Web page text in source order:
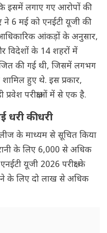
इसमें लगाए गए आरोपों की
6 मई को एनईटी यूजी की
आंकड़ों के अनुसार,
विदेशों के 14 शहरों में
की गई थी, जिसमें लगभग
हुए थे. इस प्रकार,
परीक्षाओं में से एक है.
धरी की धरी
के माध्यम से सूचित किया
के लिए 6,000 से अधिक
यूजी 2026 परीक्षा के
के लिए दो लाख से अधिक